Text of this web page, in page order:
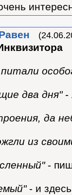
два дня"-
да
из
-
- и